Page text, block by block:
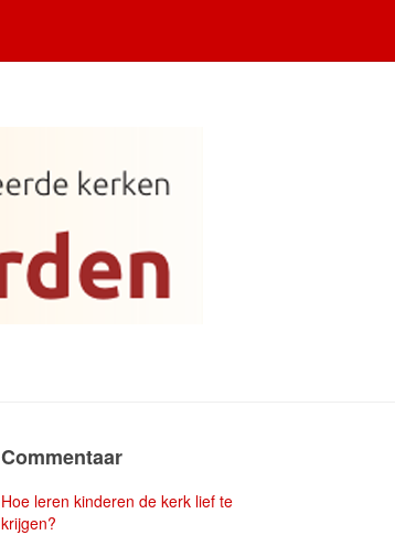
Commentaar
Hoe leren kinderen de kerk lief te
krijgen?